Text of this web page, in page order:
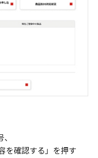
を確認する」を押す